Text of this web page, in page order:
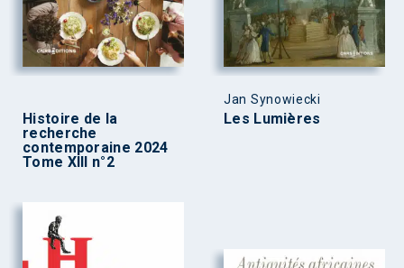
Histoire de la
recherche
contemporaine 2024
Tome XIII n°2
Jan Synowiecki
Les Lumières